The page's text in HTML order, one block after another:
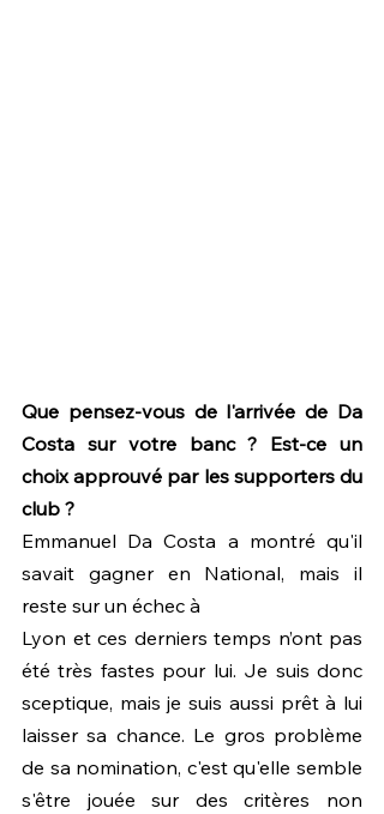
Que pensez-vous de l'arrivée de Da
Costa sur votre banc ? Est-ce un
choix approuvé par les supporters du
club ?
Emmanuel Da Costa a montré qu'il
savait gagner en National, mais il
reste sur un échec à
Lyon et ces derniers temps n’ont pas
été très fastes pour lui. Je suis donc
sceptique, mais je suis aussi prêt à lui
laisser sa chance. Le gros problème
de sa nomination, c'est qu'elle semble
s'être jouée sur des critères non